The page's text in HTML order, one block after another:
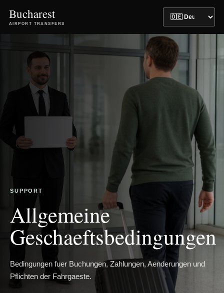
Bucharest
AIRPORT TRANSFERS
SUPPORT
Allgemeine
Geschaeftsbedingungen
Bedingungen fuer Buchungen, Zahlungen, Aenderungen und
Pflichten der Fahrgaeste.